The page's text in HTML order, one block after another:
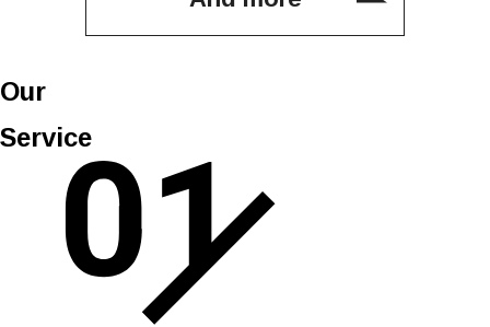
Our
Service